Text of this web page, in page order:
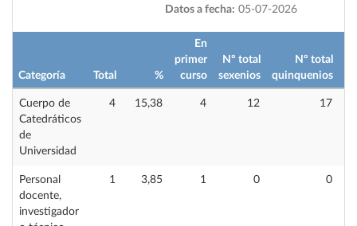
Datos a fecha: 05-07-2026
Categoría Total %
En
primer
curso
Nº total
sexenios
Nº total
quinquenios
Cuerpo de
Catedráticos
de
Universidad
4 15,38 4 12 17
Personal
docente,
investigador
1 3,85 1 0 0